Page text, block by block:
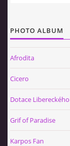
PHOTO ALBUM
Afrodita
Cicero
Dotace
Grif of Paradise
Karpos Fan